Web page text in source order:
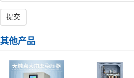
提交
其他产品